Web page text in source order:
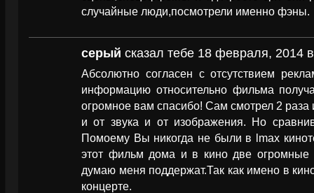
случайные люди,посмотрели именно фэны.
серый сказал тебе 18 февраля, 2014
Абсолютно согласен с отсутствием
информацию относительно фильма
огромное вам спасибо! Сам смотрел 2 раза
и от звука и от изображения. Но
Помоему Вы никогда не были в lmax
этот фильм дома и в кино две
думаю меня поддержат.Так как имено в
концерте.